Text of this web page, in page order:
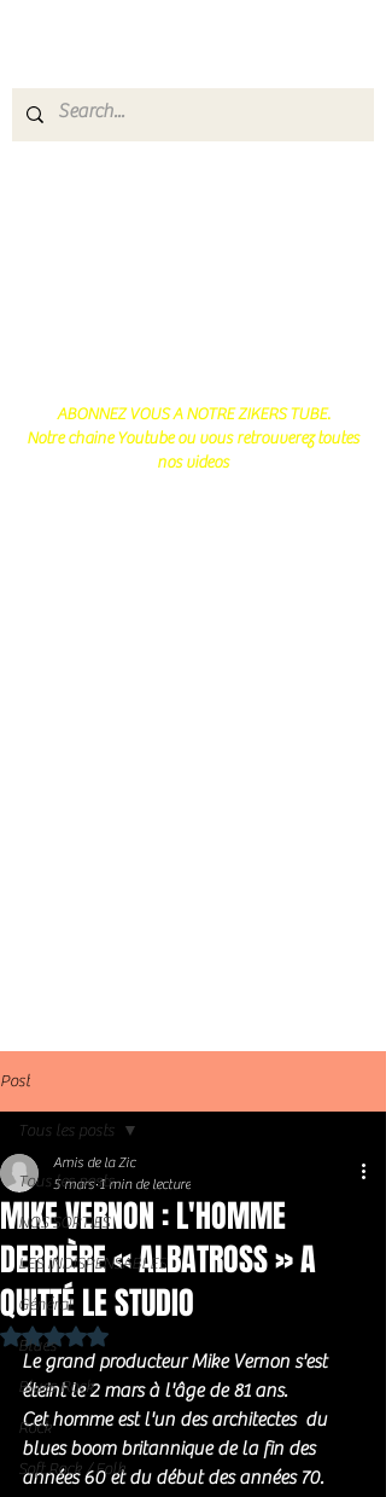
ABONNEZ VOUS A NOTRE ZIKERS TUBE.
Notre chaine Youtube ou vous retrouverez toutes
nos videos
Post
Tous les posts
NOS SORTIES
LES INDISPENSABLES
Général
Blues
Blues Rock
Rock
Soft Rock / Folk
Tous les posts
MIKE VERNON : L'HOMME
DERRIÈRE « ALBATROSS » A
QUITTÉ LE STUDIO
Amis de la Zic
5 mars 1 min de lecture
Noté NaN étoiles sur 5.
Le grand producteur Mike Vernon s'est
éteint le 2 mars à l'âge de 81 ans.
Cet homme est l'un des architectes  du
blues boom britannique de la fin des
années 60 et du début des années 70.